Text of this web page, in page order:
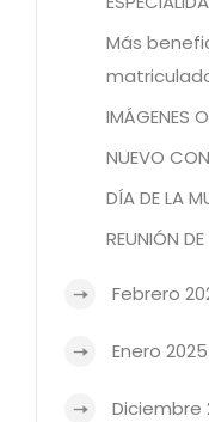
Más
IMÁGENES
NUEVO
DÍA DE LA
REUNIÓN
Febrero
Enero 2025
Diciembre